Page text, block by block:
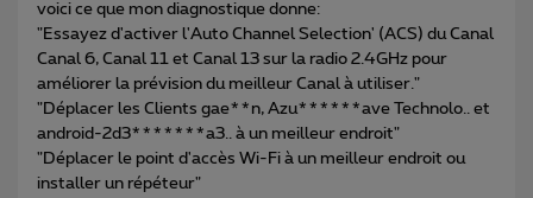
voici ce que mon diagnostique donne:
"Essayez d'activer l'Auto Channel Selection' (ACS) du Canal
Canal 6, Canal 11 et Canal 13 sur la radio 2.4GHz pour
améliorer la prévision du meilleur Canal à utiliser."
"Déplacer les Clients gae**n, Azu******ave Technolo.. et
android-2d3*******a3.. à un meilleur endroit"
"Déplacer le point d'accès Wi-Fi à un meilleur endroit ou
installer un répéteur"